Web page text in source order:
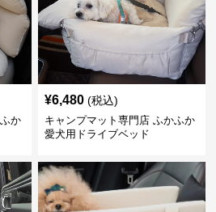
か
¥6,480 (税込)
キャンプマット専門店 ふかふか
愛犬用ドライブベッド